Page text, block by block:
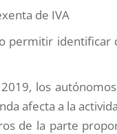
de IVA
permitir identificar
los
afecta a la
de la parte